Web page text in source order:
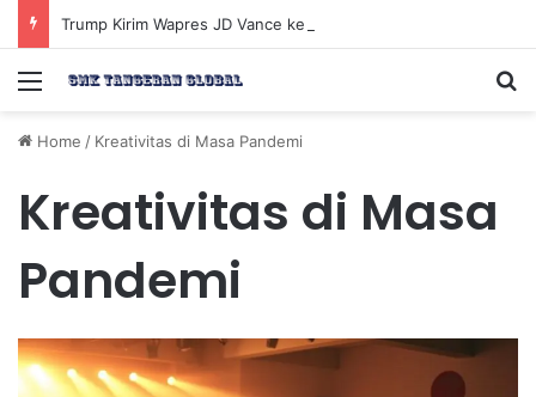
Menu
Home / Kreativitas di Masa Pandemi
Kreativitas di Masa
Pandemi